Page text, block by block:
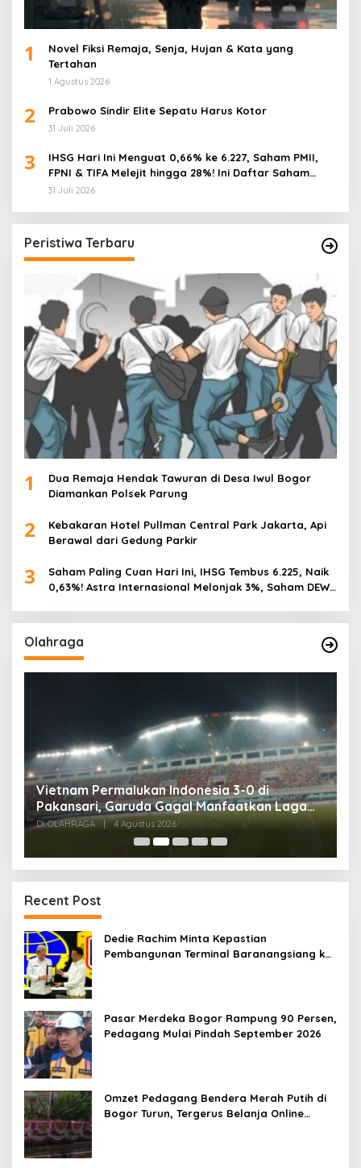
1
Novel Fiksi Remaja, Senja, Hujan & Kata yang
Tertahan
1 Agustus 2026
2 Prabowo Sindir Elite Sepatu Harus Kotor
31 Juli 2026
3
IHSG Hari Ini Menguat 0,66% ke 6.227, Saham PMII,
FPNI & TIFA Melejit hingga 28%! Ini Daftar Saham
Paling Cuan & Volume Tertinggi 31 Juli 2026
31 Juli 2026
Peristiwa Terbaru
1
Dua Remaja Hendak Tawuran di Desa Iwul Bogor
Diamankan Polsek Parung
2
Kebakaran Hotel Pullman Central Park Jakarta, Api
Berawal dari Gedung Parkir
3
Saham Paling Cuan Hari Ini, IHSG Tembus 6.225, Naik
0,63%! Astra Internasional Melonjak 3%, Saham DEWA
Olahraga
Vietnam Permalukan Indonesia 3-0 di
Pakansari, Garuda Gagal Manfaatkan Laga
Kandang
Di OLAHRAGA 4 Agustus 2026
Recent Post
Dedie Rachim Minta Kepastian
Pembangunan Terminal Baranangsiang ke
Pasar Merdeka Bogor Rampung 90 Persen,
Pedagang Mulai Pindah September 2026
Omzet Pedagang Bendera Merah Putih di
Bogor Turun, Tergerus Belanja Online